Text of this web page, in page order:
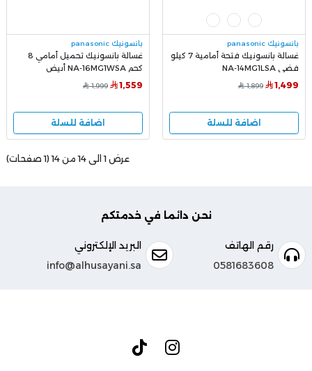
بانسونيك panasonic
غسالة بانسونيك فتحة أمامية 7 كيلو
فضي NA-14MG1LSA
1,499
1,899
اضافة للسلة
بانسونيك panasonic
غسالة بانسونيك تحميل أمامي 8
كجم NA-16MG1WSA أبيض
1,559
1,999
اضافة للسلة
عرض 1 الى 14 من 14 (1 صفحات)
نحن دائما في خدمتكم
رقم الهاتف
0581683608
البريد الإلكتروني
info@alhusayani.sa